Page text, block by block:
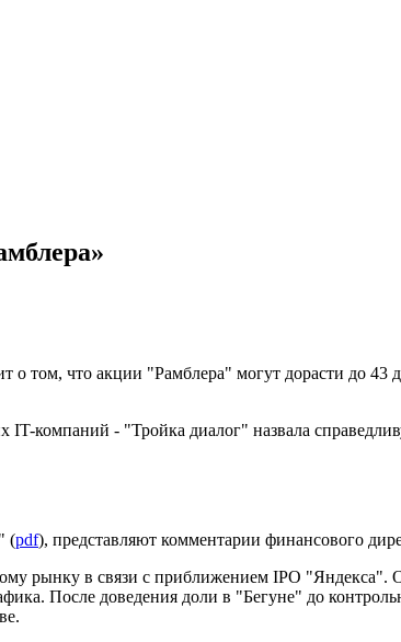
о том, что акции "Рамблера" могут дорасти до
IT-компаний - "Тройка диалог" назвала
(pdf), представляют комментарии финансового
рынку в связи с приближением IPO
После доведения доли в "Бегуне" до